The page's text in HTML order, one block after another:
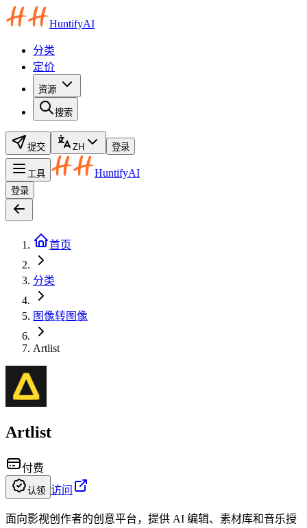
HuntifyAI
分类
定价
资源
搜索
提交 ZH 登录
工具 HuntifyAI
登录
首页
分类
图像转图像
Artlist
Artlist
付费
认领 访问
面向影视创作者的创意平台，提供 AI 编辑、素材库和音乐授